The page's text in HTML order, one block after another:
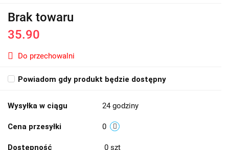
Brak towaru
35.90
Do przechowalni
Powiadom gdy produkt będzie dostępny
Wysyłka w ciągu 24 godziny
Cena przesyłki 0
Dostępność 0 szt